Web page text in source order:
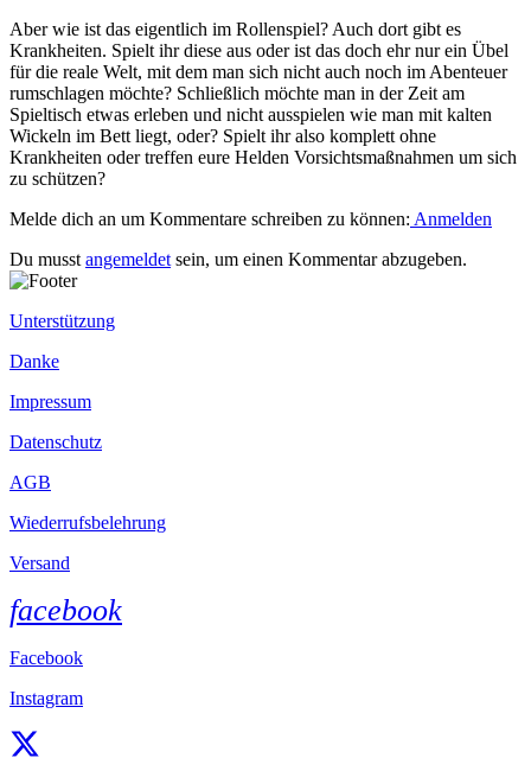
Aber wie ist das eigentlich im Rollenspiel? Auch dort gibt es
Krankheiten. Spielt ihr diese aus oder ist das doch ehr nur ein Übel
für die reale Welt, mit dem man sich nicht auch noch im Abenteuer
rumschlagen möchte? Schließlich möchte man in der Zeit am
Spieltisch etwas erleben und nicht ausspielen wie man mit kalten
Wickeln im Bett liegt, oder? Spielt ihr also komplett ohne
Krankheiten oder treffen eure Helden Vorsichtsmaßnahmen um sich
zu schützen?
Melde dich an um Kommentare schreiben zu können: Anmelden
Du musst angemeldet sein, um einen Kommentar abzugeben.
Unterstützung
Danke
Impressum
Datenschutz
AGB
Wiederrufsbelehrung
Versand
facebook
Facebook
Instagram